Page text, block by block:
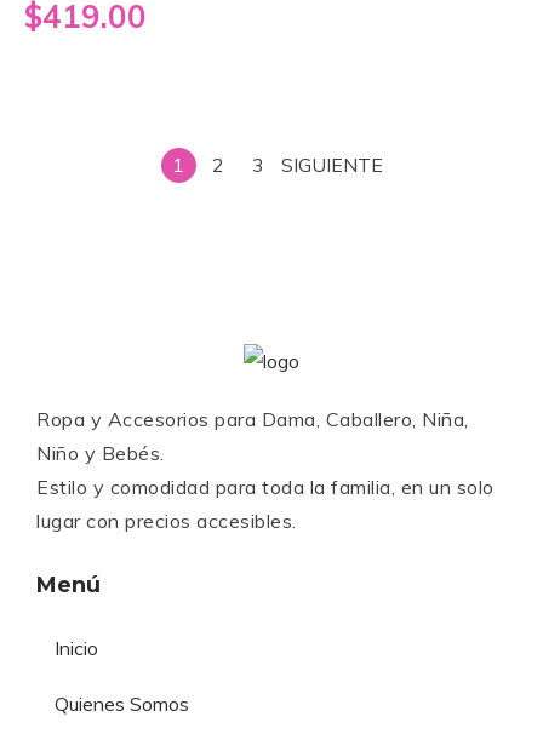
$419.00
1 2 3 SIGUIENTE
Ropa y Accesorios para Dama, Caballero, Niña,
Niño y Bebés.
Estilo y comodidad para toda la familia, en un solo
lugar con precios accesibles.
Menú
Inicio
Quienes Somos